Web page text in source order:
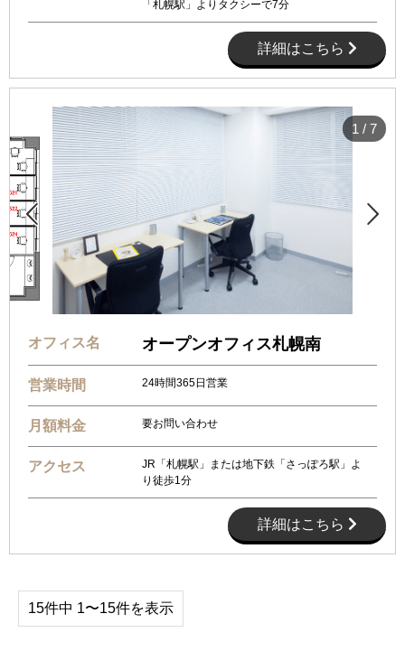
「札幌駅」よりタクシーで7分
詳細はこちら
 
1 / 7
オフィス名 オープンオフィス札幌南
営業時間 24時間365日営業
月額料金 要お問い合わせ
アクセス
JR「札幌駅」または地下鉄「さっぽろ駅」よ
り徒歩1分
詳細はこちら
15件中 1〜15件を表示